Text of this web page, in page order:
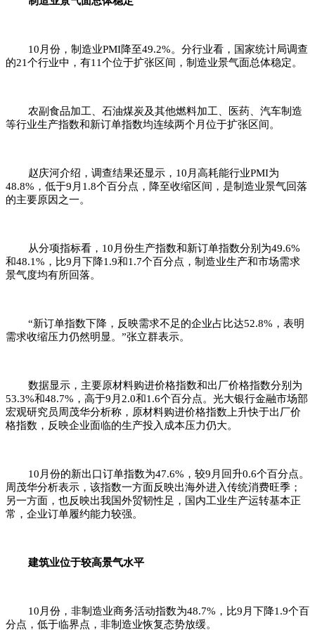
10月份，制造业PMI降至49.2%。分行业看，国家统计局调查
的21个行业中，有11个位于扩张区间，制造业景气面总体稳定。
农副食品加工、石油煤炭及其他燃料加工、医药、汽车制造
等行业生产指数和新订单指数均连续两个月位于扩张区间。
赵庆河介绍，调查结果还显示，10月高耗能行业PMI为
48.8%，低于9月1.8个百分点，降至收缩区间，是制造业景气回落
的主要原因之一。
从分项指标看，10月份生产指数和新订单指数分别为49.6%
和48.1%，比9月下降1.9和1.7个百分点，制造业生产和市场需求
景气度均有所回落。
“新订单指数下降，反映需求不足的企业占比达52.8%，表明
需求收缩压力仍然明显。”张立群表示。
数据显示，主要原材料购进价格指数和出厂价格指数分别为
53.3%和48.7%，高于9月2.0和1.6个百分点。光大银行金融市场部
宏观研究员周茂华分析称，原材料购进价格指数上升快于出厂价
格指数，反映企业面临的生产投入成本压力仍大。
10月份的新出口订单指数为47.6%，较9月回升0.6个百分点。
周茂华分析表示，该指数一方面反映出海外进入传统消费旺季；
另一方面，也反映出我国外贸韧性足，国内工业生产运转基本正
常，企业订单履约能力较强。
建筑业位于较高景气水平
10月份，非制造业商务活动指数为48.7%，比9月下降1.9个百
分点，低于临界点，非制造业恢复态势放缓。